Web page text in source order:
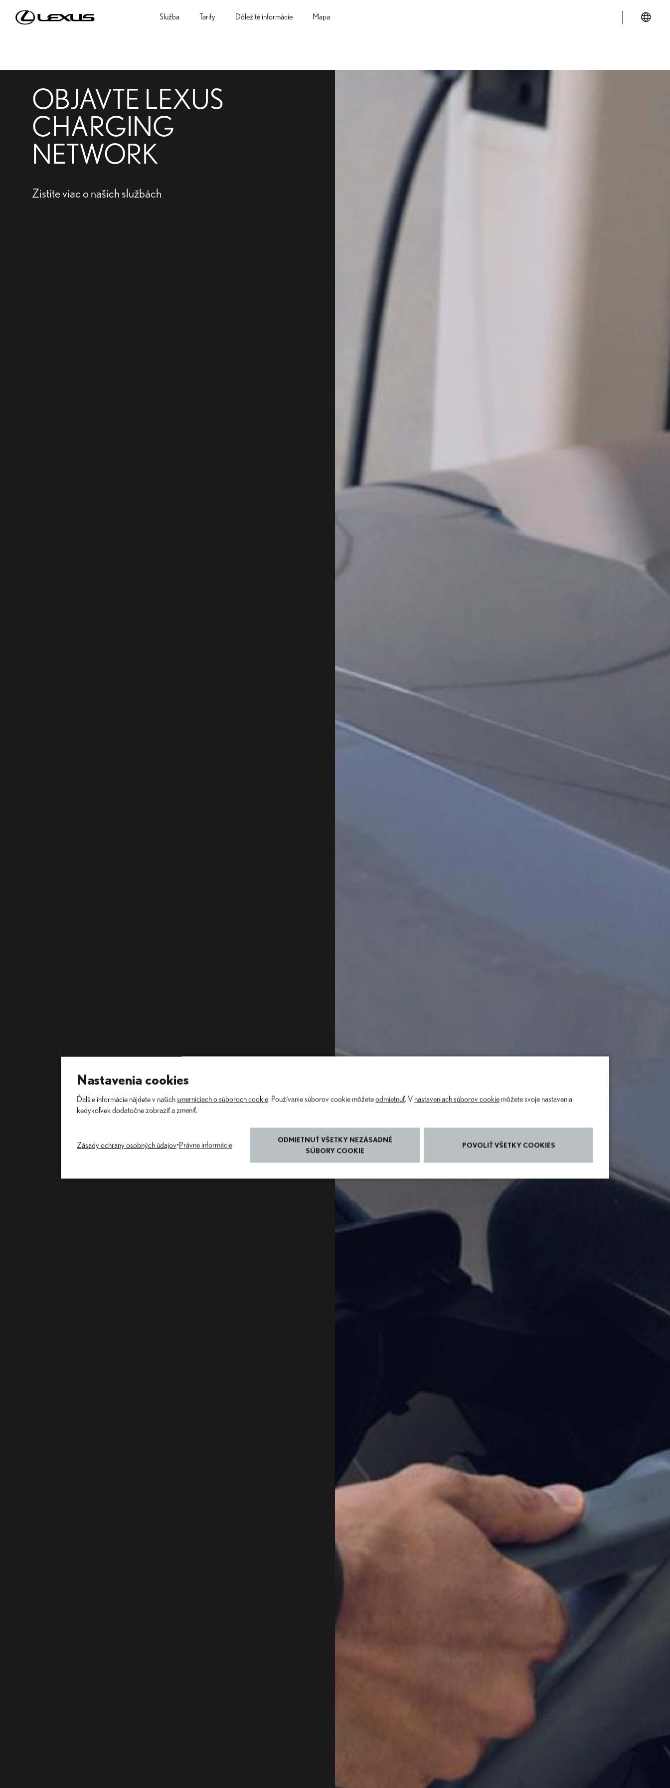
Služba Tarify Dôležité informácie Mapa
OBJAVTE LEXUS
CHARGING
NETWORK
Zistite viac o našich službách
Nastavenia cookies
Ďalšie informácie nájdete v našichsmerniciach o súboroch cookie. Používanie súborov cookie môžeteodmietnuť. V nastaveniach súborov cookie môžete svoje nastavenia
kedykoľvek dodatočne zobraziť a zmeniť.
ODMIETNUŤ VŠETKY NEZÁSADNÉ
SÚBORY COOKIE
POVOLIŤ VŠETKY COOKIES
Zásady ochrany osobných údajov•Právne informácie